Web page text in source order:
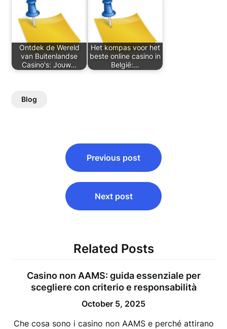
Ontdek de Wereld
van Buitenlandse
Casino's: Jouw…
Het kompas voor het
beste online casino in
België:…
Blog
navigation
Previous post
Next post
Related Posts
Casino non AAMS: guida essenziale per
scegliere con criterio e responsabilità
October 5, 2025
Che cosa sono i casino non AAMS e perché attirano